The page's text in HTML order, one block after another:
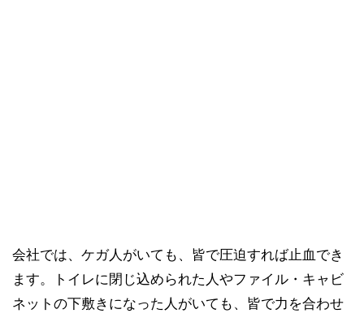
会社では、ケガ人がいても、皆で圧迫すれば止血でき
ます。トイレに閉じ込められた人やファイル・キャビ
ネットの下敷きになった人がいても、皆で力を合わせ